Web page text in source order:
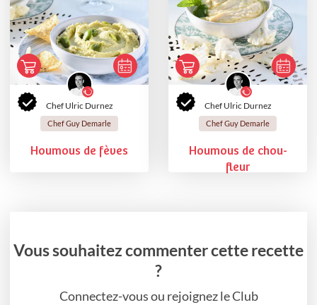
Chef Ulric Durnez
Chef Guy Demarle
Houmous de fèves
Chef Ulric Durnez
Chef Guy Demarle
Houmous de chou-
fleur
Vous souhaitez commenter cette recette
?
Connectez-vous ou rejoignez le Club